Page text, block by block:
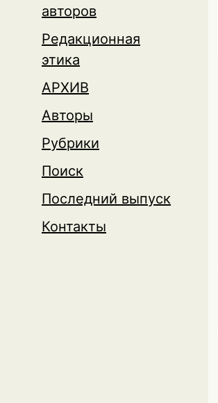
авторов
Редакционная
этика
АРХИВ
Авторы
Рубрики
Поиск
Последний выпуск
Контакты